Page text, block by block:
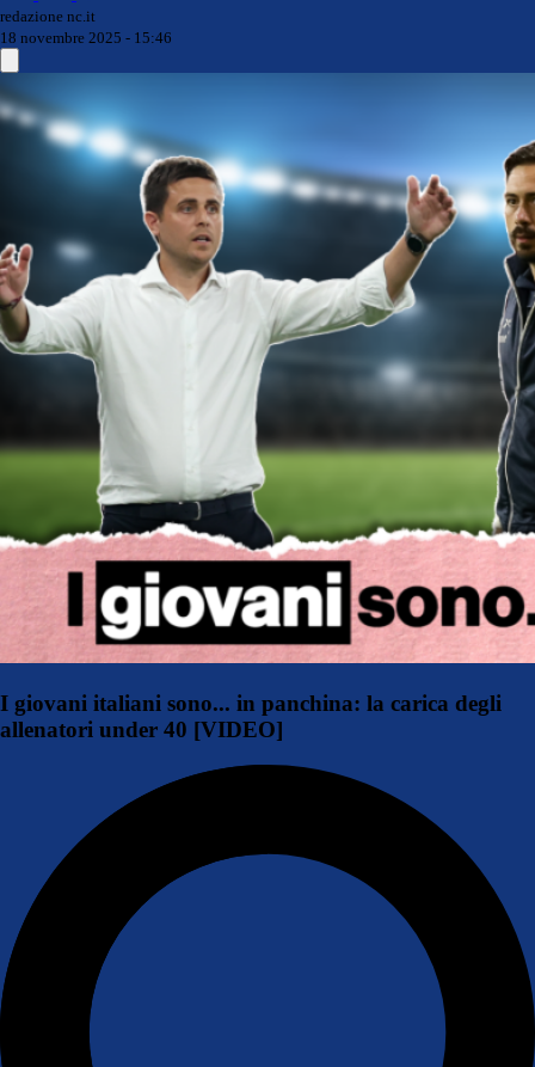
redazione nc.it
18 novembre 2025 - 15:46
I giovani italiani sono... in panchina: la carica degli
allenatori under 40 [VIDEO]